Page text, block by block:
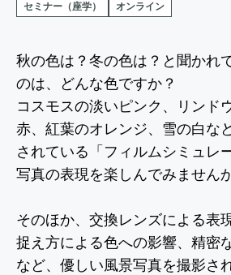
セミナー（座学） オンライン